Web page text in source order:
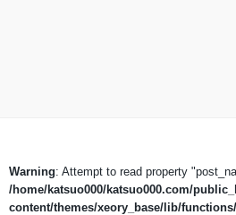
Warning: Attempt to read property
/home/katsuo000/katsuo000.com/
content/themes/xeory_base/lib/